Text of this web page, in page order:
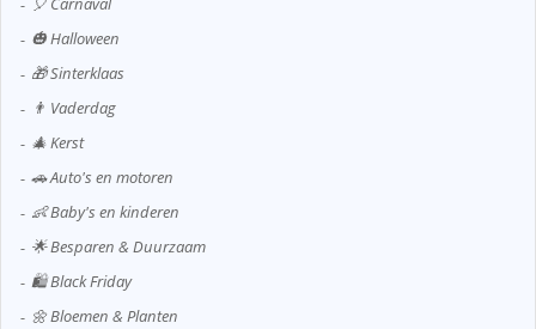
🎃 Halloween
🎁 Sinterklaas
👨 Vaderdag
🎄 Kerst
🚗 Auto's en motoren
👶 Baby's en kinderen
🌟 Besparen & Duurzaam
🛍️ Black Friday
🌼 Bloemen & Planten